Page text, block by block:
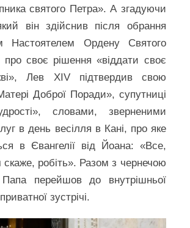
святого Петра». А згадуючи
він здійснив після обрання
Настоятелем Ордену Святого
про своє рішення «віддати своє
Лев XIV підтвердив свою
Доброї Поради», супутниці
словами, зверненими
в день весілля в Кані, про яке
в Євангелії від Йоана: «Все,
робіть». Разом з чернечою
Папа перейшов до внутрішньої
зустрічі.